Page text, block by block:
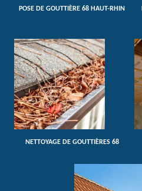
POSE DE GOUTTIÈRE 68 HAUT-RHIN
NETTOYAGE DE GOUTTIÈRES 68